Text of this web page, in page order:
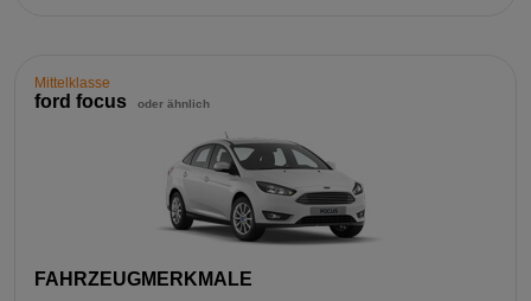
Mittelklasse
ford focus oder ähnlich
FAHRZEUGMERKMALE